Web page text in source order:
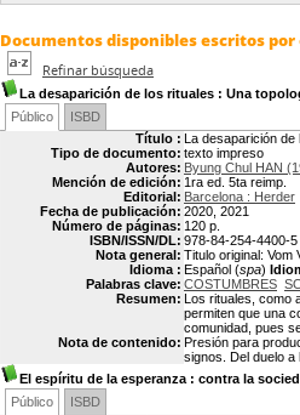
Documentos disponibles escritos
Refinar búsqueda
La desaparición de los rituales : Una
Público
ISBD
Título : La desaparición de
Tipo de documento: texto impreso
Autores: Byung Chul HAN
Mención de edición: 1ra ed. 5ta reimp.
Editorial: Barcelona : Herder
Fecha de publicación: 2020, 2021
Número de páginas: 120 p.
ISBN/ISSN/DL: 978-84-254-4400-5
Nota general: Titulo original: Vom
Idioma : Español (spa)
Palabras clave: COSTUMBRES
Resumen: Los rituales, como
permiten que una
comunidad, pues
Nota de contenido: Presión para
signos. Del duelo
El espíritu de la esperanza : contra la
Público
ISBD